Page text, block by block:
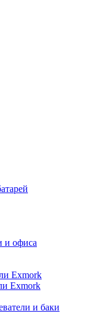
и офиса
Exmork
Exmork
и баки